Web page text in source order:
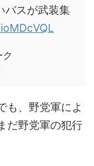
バスが武装集
も、野党軍によ
だ野党軍の犯行